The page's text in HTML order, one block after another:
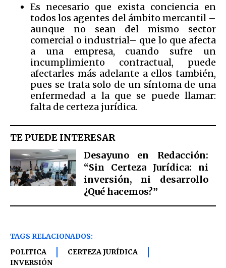
Es necesario que exista conciencia en
todos los agentes del ámbito mercantil –
aunque no sean del mismo sector
comercial o industrial– que lo que afecta
a una empresa, cuando sufre un
incumplimiento contractual, puede
afectarles más adelante a ellos también,
pues se trata solo de un síntoma de una
enfermedad a la que se puede llamar:
falta de certeza jurídica.
TE PUEDE INTERESAR
Desayuno en Redacción:
“Sin Certeza Jurídica: ni
inversión, ni desarrollo
¿Qué hacemos?”
TAGS RELACIONADOS:
POLITICA
CERTEZA JURÍDICA
INVERSIÓN